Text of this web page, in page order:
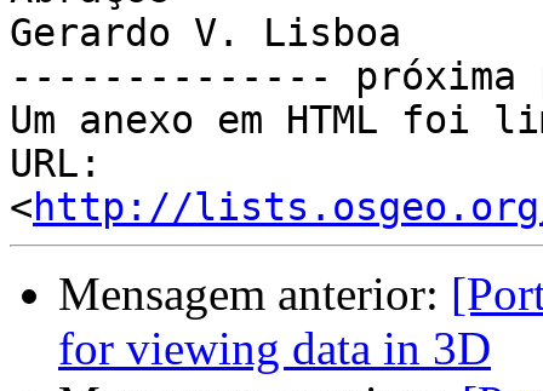
Gerardo V. Lisboa
--------------
Um anexo em HTML foi
URL:
<http://lists.osgeo.org/
Mensagem anterior:
for viewing data in 3D